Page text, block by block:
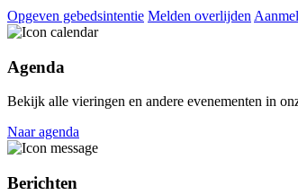
Opgeven gebedsintentie Melden overlijden
Agenda
Bekijk alle vieringen en andere evenementen in
Naar agenda
Berichten